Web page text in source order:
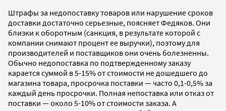
Штрафы за недопоставку товаров или нарушение сроков
доставки достаточно серьезные, поясняет Федяков. Они
близки к оборотным (санкция, в результате которой с
компании снимают процент ее выручки), поэтому для
производителей и поставщиков они очень болезненны.
Обычно недопоставка по подтвержденному заказу
карается суммой в 5-15% от стоимости не дошедшего до
магазина товара, просрочка поставки — часто 0,1-0,5% за
каждый день просрочки. Полная непоставка или отказ от
поставки — около 5-10% от стоимости заказа. А